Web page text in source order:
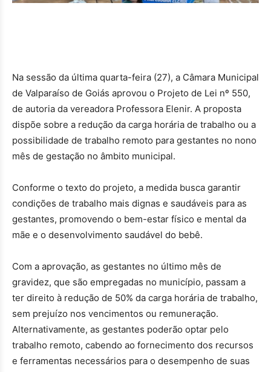
Na sessão da última quarta-feira (27), a Câmara Municipal
de Valparaíso de Goiás aprovou o Projeto de Lei nº 550,
de autoria da vereadora Professora Elenir. A proposta
dispõe sobre a redução da carga horária de trabalho ou a
possibilidade de trabalho remoto para gestantes no nono
mês de gestação no âmbito municipal.
Conforme o texto do projeto, a medida busca garantir
condições de trabalho mais dignas e saudáveis ​​para as
gestantes, promovendo o bem-estar físico e mental da
mãe e o desenvolvimento saudável do bebê.
Com a aprovação, as gestantes no último mês de
gravidez, que são empregadas no município, passam a
ter direito à redução de 50% da carga horária de trabalho,
sem prejuízo nos vencimentos ou remuneração.
Alternativamente, as gestantes poderão optar pelo
trabalho remoto, cabendo ao fornecimento dos recursos
e ferramentas necessários para o desempenho de suas